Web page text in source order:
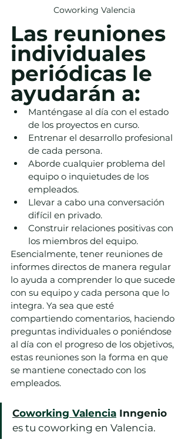
Coworking Valencia
Las reuniones
individuales
periódicas le
ayudarán a:
Manténgase al día con el estado
de los proyectos en curso.
Entrenar el desarrollo profesional
de cada persona.
Aborde cualquier problema del
equipo o inquietudes de los
empleados.
Llevar a cabo una conversación
difícil en privado.
Construir relaciones positivas con
los miembros del equipo.
Esencialmente, tener reuniones de
informes directos de manera regular
lo ayuda a comprender lo que sucede
con su equipo y cada persona que lo
integra. Ya sea que esté
compartiendo comentarios, haciendo
preguntas individuales o poniéndose
al día con el progreso de los objetivos,
estas reuniones son la forma en que
se mantiene conectado con los
empleados.
Coworking Valencia Inngenio
es tu coworking en Valencia.